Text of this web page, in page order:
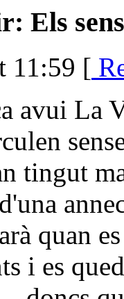
Els
11:59 [
avui La
tingut
quan
i es